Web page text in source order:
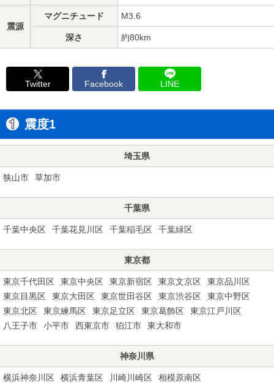
震源
マグニチュード M3.6
深さ 約80km
Twitter Facebook LINE
震度1
埼玉県
狭山市 草加市
千葉県
千葉中央区 千葉花見川区 千葉稲毛区 千葉緑区
東京都
東京千代田区 東京中央区 東京新宿区 東京文京区
東京品川区
東京目黒区
東京大田区 東京世田谷区 東京渋谷区
東京中野区
東京北区
東京練馬区 東京足立区 東京葛飾区
東京江戸川区
八王子市
小平市 西東京市 狛江市 東大和市
神奈川県
横浜神奈川区 横浜青葉区 川崎川崎区 相模原南区